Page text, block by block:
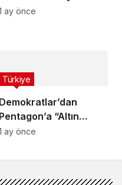
Büyük fırsat
ay önce
Demokratlar’dan
Pentagon’a “Altın
sorgusu
Türkiye
ay önce